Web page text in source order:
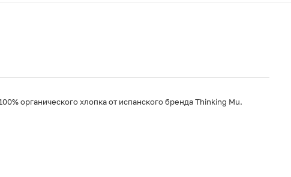
органического хлопка от испанского бренда Thinking Mu.